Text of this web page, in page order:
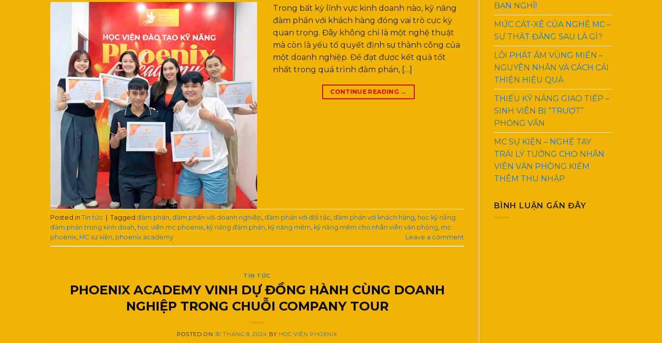
Trong bất kỳ lĩnh vực kinh doanh nào, kỹ năng
đàm phán với khách hàng đóng vai trò cực kỳ
quan trọng. Đây không chỉ là một nghệ thuật
mà còn là yếu tố quyết định sự thành công của
một doanh nghiệp. Để đạt được kết quả tốt
nhất trong quá trình đàm phán, […]
CONTINUE READING →
Posted in Tin tức | Tagged đàm phán đàm phán với doanh nghiêp đàm phán với đối tác đàm phán với khách hàng học kỹ năng
đàm phán trong kinh doah học viên mc phoenix kỹ năng đàm phán kỹ năng mềm kỹ năng mềm cho nhân viên văn phòng mc
phoenix MC sự kiện phoenix academy Leave a comment
TIN TỨC
PHOENIX ACADEMY VINH DỰ ĐỒNG HÀNH CÙNG DOANH
NGHIỆP TRONG CHUỖI COMPANY TOUR
POSTED ON 30 THÁNG 8, 2024 BY HỌC VIỆN PHOENIX
BẠN NGHĨ!
MỨC CÁT-XÊ CỦA NGHỀ MC –
SỰ THẬT ĐẰNG SAU LÀ GÌ?
LỖI PHÁT ÂM VÙNG MIỀN –
NGUYÊN NHÂN VÀ CÁCH CẢI
THIỆN HIỆU QUẢ
THIẾU KỸ NĂNG GIAO TIẾP –
SINH VIÊN BỊ “TRƯỢT”
PHỎNG VẤN
MC SỰ KIỆN – NGHỀ TAY
TRÁI LÝ TƯỞNG CHO NHÂN
VIÊN VĂN PHÒNG KIẾM
THÊM THU NHẬP
BÌNH LUẬN GẦN ĐÂY